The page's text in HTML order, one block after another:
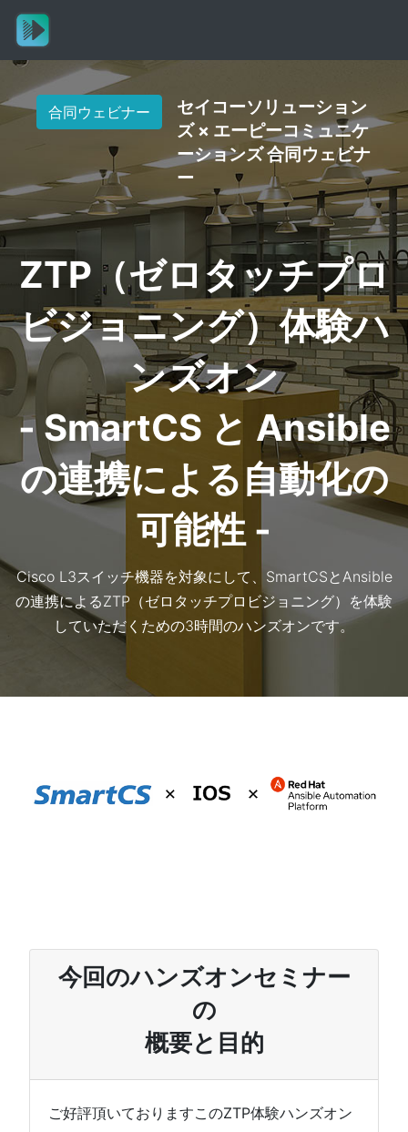
合同ウェビナー
セイコーソリューション
ズ × エーピーコミュニケ
ーションズ 合同ウェビナ
ー
ZTP（ゼロタッチプロ
ビジョニング）体験ハ
ンズオン
- SmartCS と Ansible
の連携による自動化の
可能性 -
Cisco L3スイッチ機器を対象にして、SmartCSとAnsible
の連携によるZTP（ゼロタッチプロビジョニング）を体験
していただくための3時間のハンズオンです。
今回のハンズオンセミナー
の
概要と目的
ご好評頂いておりますこのZTP体験ハンズオン